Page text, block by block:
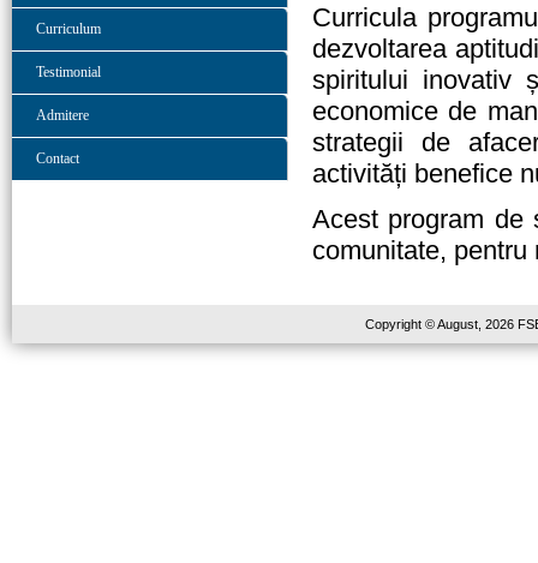
Curriculum
Testimonial
Admitere
Contact
Curricula
dezvoltarea
spiritului inovativ
economice de
strategii de
activități benefice
Acest program de
comunitate,
Copyright © August, 2026